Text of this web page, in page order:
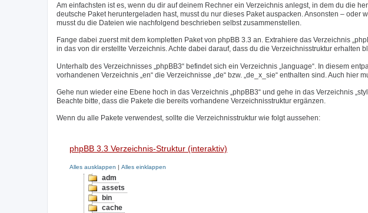
Am einfachsten ist es, wenn du dir auf deinem Rechner ein Verzeichnis anlegst, in dem du die
deutsche Paket heruntergeladen hast, musst du nur dieses Paket auspacken. Ansonsten – oder
musst du die Dateien wie nachfolgend beschrieben selbst zusammenstellen.
Fange dabei zuerst mit dem kompletten Paket von phpBB 3.3 an. Extrahiere das Verzeichnis
in das von dir erstellte Verzeichnis. Achte dabei darauf, dass du die Verzeichnisstruktur erhalten
Unterhalb des Verzeichnisses „phpBB3“ befindet sich ein Verzeichnis „language“. In diesem
vorhandenen Verzeichnis „en“ die Verzeichnisse „de“ bzw. „de_x_sie“ enthalten sind. Auch hier
Gehe nun wieder eine Ebene hoch in das Verzeichnis „phpBB3“ und gehe in das Verzeichnis
Beachte bitte, dass die Pakete die bereits vorhandene Verzeichnisstruktur ergänzen.
Wenn du alle Pakete verwendest, sollte die Verzeichnisstruktur wie folgt aussehen:
phpBB 3.3 Verzeichnis-Struktur (interaktiv)
Alles ausklappen Alles einklappen
adm
assets
bin
cache